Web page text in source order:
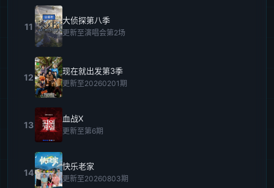
11
大侦探第八季
更新至演唱会第2场
12
现在就出发第3季
更新至20260201期
13
血战X
更新至第6期
14
快乐老家
更新至20260803期